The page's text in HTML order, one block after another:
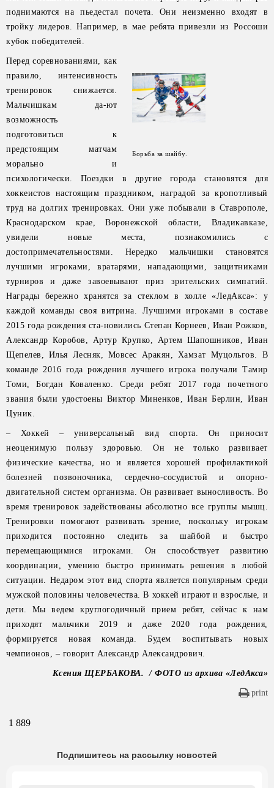
поднимаются на пьедестал почета. Они неизменно входят в
тройку лидеров. Например, в мае ребята привезли из Россоши
кубок победителей.
Борьба за шайбу.
Перед соревнованиями, как
правило, интенсивность
тренировок снижается.
Мальчишкам да-ют
возможность
подготовиться к
предстоящим матчам
морально и
психологически. Поездки в другие города становятся для
хоккеистов настоящим праздником, наградой за кропотливый
труд на долгих тренировках. Они уже побывали в Ставрополе,
Краснодарском крае, Воронежской области, Владикавказе,
увидели новые места, познакомились с
достопримечательностями. Нередко мальчишки становятся
лучшими игроками, вратарями, нападающими, защитниками
турниров и даже завоевывают приз зрительских симпатий.
Награды бережно хранятся за стеклом в холле «ЛедАкса»: у
каждой команды своя витрина. Лучшими игроками в составе
2015 года рождения ста-новились Степан Корнеев, Иван Рожков,
Александр Коробов, Артур Крупко, Артем Шапошников, Иван
Щепелев, Илья Лесняк, Мовсес Аракян, Хамзат Муцольгов. В
команде 2016 года рождения лучшего игрока получали Тамир
Томи, Богдан Коваленко. Среди ребят 2017 года почетного
звания были удостоены Виктор Миненков, Иван Берлин, Иван
Цуник.
– Хоккей – универсальный вид спорта. Он приносит
неоценимую пользу здоровью. Он не только развивает
физические качества, но и является хорошей профилактикой
болезней позвоночника, сердечно-сосудистой и опорно-
двигательной систем организма. Он развивает выносливость. Во
время тренировок задействованы абсолютно все группы мышц.
Тренировки помогают развивать зрение, поскольку игрокам
приходится постоянно следить за шайбой и быстро
перемещающимися игроками. Он способствует развитию
координации, умению быстро принимать решения в любой
ситуации. Недаром этот вид спорта является популярным среди
мужской половины человечества. В хоккей играют и взрослые, и
дети. Мы ведем круглогодичный прием ребят, сейчас к нам
приходят мальчики 2019 и даже 2020 года рождения,
формируется новая команда. Будем воспитывать новых
чемпионов, – говорит Александр Александрович.
Ксения ЩЕРБАКОВА. / ФОТО из архива «ЛедАкса»
print
1 889
Подпишитесь на рассылку новостей